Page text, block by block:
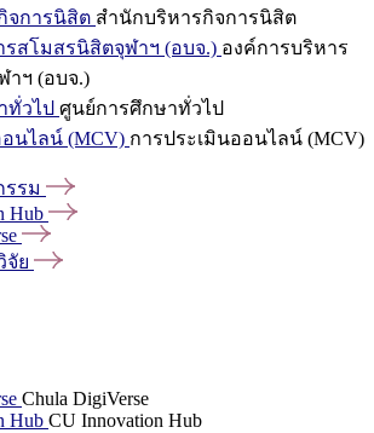
จการนิสิต สำนักบริหารกิจการนิสิต
รสโมสรนิสิตจุฬาฯ (อบจ.) องค์การบริหาร
าฯ (อบจ.)
ทั่วไป ศูนย์การศึกษาทั่วไป
นไลน์ (MCV) การประเมินออนไลน์ (MCV)
รรม
Hub
จัย
Chula DigiVerse
Hub CU Innovation Hub